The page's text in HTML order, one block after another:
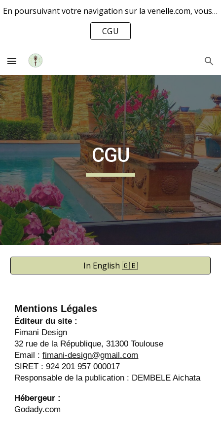
Skip to main content
En poursuivant votre navigation sur la venelle.com, vous acceptez l’utilisation de cookies pour améliorer votre expérience et mesurer notre audience.
CGU
CGU
In English 🇬🇧
Mentions Légales
Éditeur du site :
Fimani Design
32 rue de la République, 31300 Toulouse
Email :fimani-design@gmail.com
SIRET :924 201 957 000017
Responsable de la publication : DEMBELE Aichata
Hébergeur :
Godady.com